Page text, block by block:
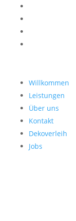
Willkommen
Leistungen
Über uns
Kontakt
Dekoverleih
Jobs